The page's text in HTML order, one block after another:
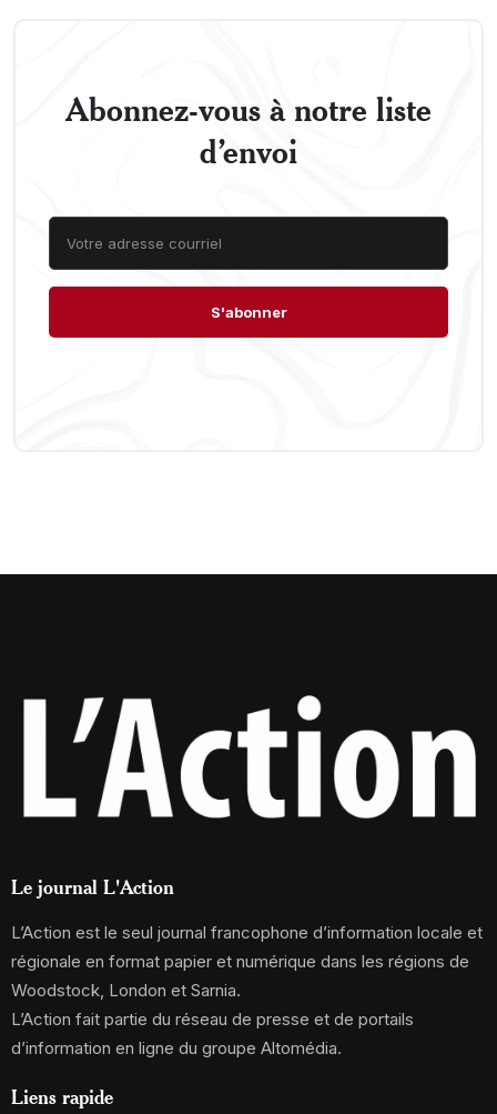
Abonnez-vous à notre liste
d’envoi
Le journal L'Action
L’Action est le seul journal francophone d’information locale et
régionale en format papier et numérique dans les régions de
Woodstock, London et Sarnia.
L’Action fait partie du réseau de presse et de portails
d’information en ligne du groupe Altomédia.
Liens rapide